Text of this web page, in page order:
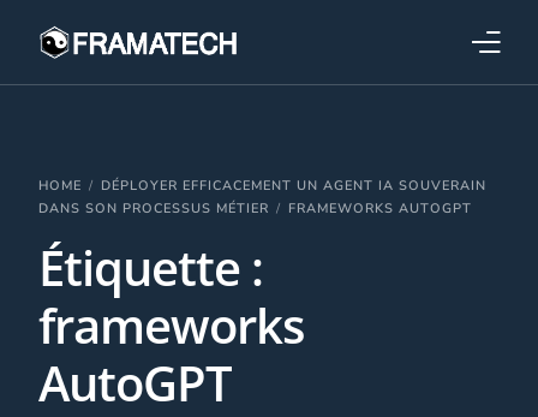
HOME
DÉPLOYER EFFICACEMENT UN AGENT IA SOUVERAIN
DANS SON PROCESSUS MÉTIER
FRAMEWORKS AUTOGPT
Étiquette :
frameworks
AutoGPT
Formations
Performance électronique
Stratégies industrielles